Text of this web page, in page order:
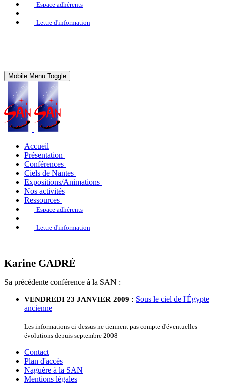
Espace adhérents
Lettre d'information
Mobile Menu Toggle
Accueil
Présentation
Conférences
Ciels de Nantes
Expositions/Animations
Nos activités
Ressources
Espace adhérents
Lettre d'information
Karine GADRÉ
Sa précédente conférence à la SAN :
VENDREDI 23 JANVIER 2009 : Sous le ciel de l'Égypte
ancienne
Les informations ci-dessus ne tiennent pas compte d'éventuelles
évolutions depuis septembre 2008
Contact
Plan d'accès
Naguère à la SAN
Mentions légales